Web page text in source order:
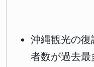
沖縄観光の
者数が過去最